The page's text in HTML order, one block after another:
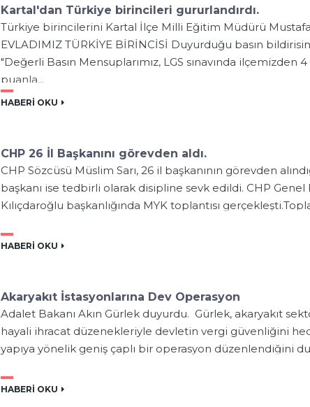
Kartal'dan Türkiye birincileri gururlandırdı.
Türkiye birincilerini Kartal İlçe Milli Eğitim Müdürü Mustafa
EVLADIMIZ TÜRKİYE BİRİNCİSİ Duyurduğu basın
"Değerli Basın Mensuplarımız, LGS sınavında ilçemizden
puanla...
HABERİ OKU
CHP 26 İl Başkanını görevden aldı.
CHP Sözcüsü Müslim Sarı, 26 il başkanının görevden
başkanı ise tedbirli olarak disipline sevk edildi. CHP Genel
Kılıçdaroğlu başkanlığında MYK toplantısı
HABERİ OKU
Akaryakıt İstasyonlarına Dev Operasyon
Adalet Bakanı Akın Gürlek duyurdu. Gürlek, akaryakıt
hayali ihracat düzenekleriyle devletin vergi güvenliğini
yapıya yönelik geniş çaplı bir operasyon düzenlendiğini
HABERİ OKU